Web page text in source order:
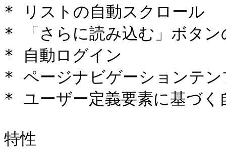
* リストの自動スクロール
* 「さらに読み込む」ボタン
* 自動ログイン
* ページナビゲーションテン
* ユーザー定義要素に基づく
特性